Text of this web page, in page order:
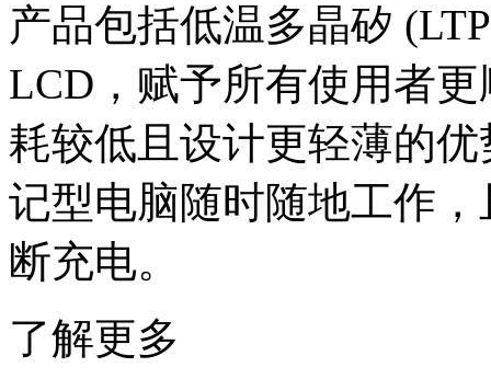
产品包括低温多晶矽
LCD，赋予所有使用者
耗较低且设计更轻薄的
记型电脑随时随地工作
断充电。
了解更多